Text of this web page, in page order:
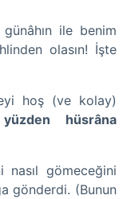
ile benim
olasın! İşte
hoş (ve kolay)
hüsrâna
nasıl gömeceğini
gönderdi. (Bunun